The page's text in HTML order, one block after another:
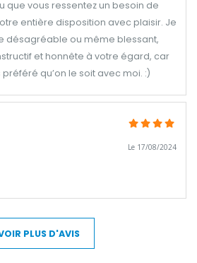
que vous ressentez un besoin de
entière disposition avec plaisir. Je
désagréable ou même blessant,
et honnête à votre égard, car
qu’on le soit avec moi. :)
Le 17/08/2024
PLUS D'AVIS